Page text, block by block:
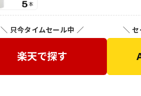
＼ 只今タイムセール中 ／
楽天で探す
＼